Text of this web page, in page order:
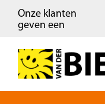
Onze klanten
geven een